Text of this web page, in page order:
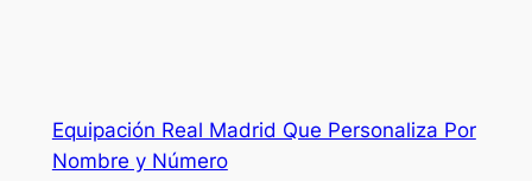
Equipación Real Madrid Que Personaliza Por
Nombre y Número